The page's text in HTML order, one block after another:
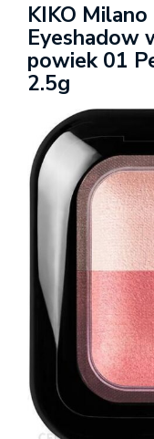
KIKO
Eyeshadow
powiek 01
2.5g